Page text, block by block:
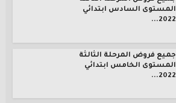
المستوى السادس ابتدائي
2022...
جميع فروض المرحلة الثالثة
المستوى الخامس ابتدائي
2022...